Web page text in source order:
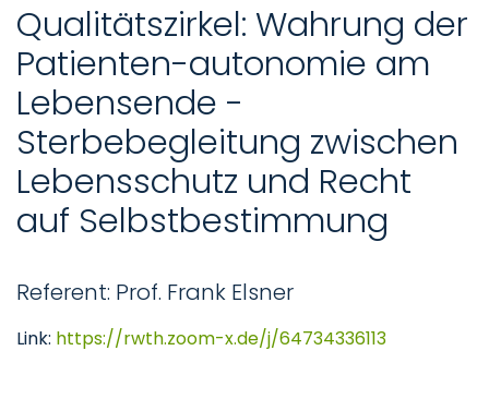
Qualitätszirkel: Wahrung der
Patienten-autonomie am
Lebensende -
Sterbebegleitung zwischen
Lebensschutz und Recht
auf Selbstbestimmung
Referent: Prof. Frank Elsner
Link: https://rwth.zoom-x.de/j/64734336113